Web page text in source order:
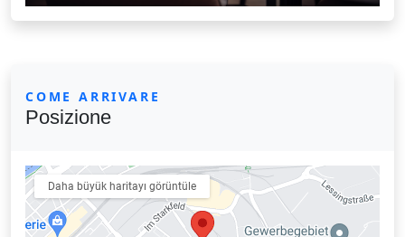
COME ARRIVARE
Posizione